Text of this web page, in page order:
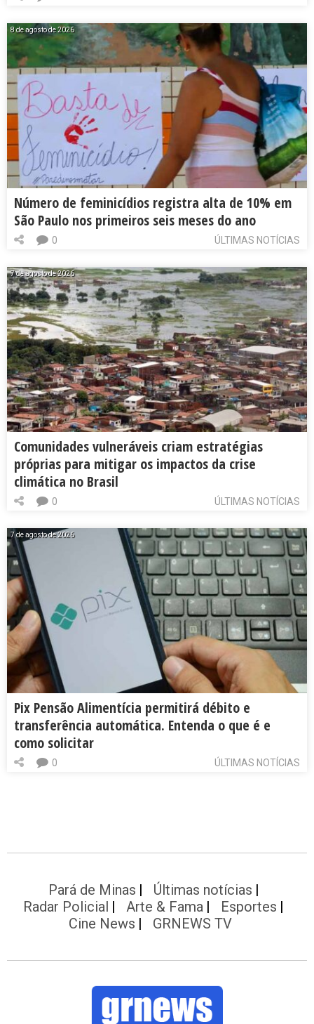
8 de agosto de 2026
Número de feminicídios registra alta de 10% em
São Paulo nos primeiros seis meses do ano
ÚLTIMAS NOTÍCIAS
0
7 de agosto de 2026
Comunidades vulneráveis criam estratégias
próprias para mitigar os impactos da crise
climática no Brasil
ÚLTIMAS NOTÍCIAS
0
7 de agosto de 2026
Pix Pensão Alimentícia permitirá débito e
transferência automática. Entenda o que é e
como solicitar
ÚLTIMAS NOTÍCIAS
0
Pará de Minas
Últimas notícias
Radar Policial
Arte & Fama
Esportes
Cine News
GRNEWS TV